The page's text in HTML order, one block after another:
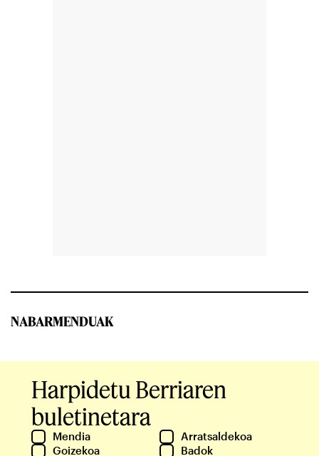
NABARMENDUAK
Harpidetu Berriaren
buletinetara
Mendia
Arratsaldekoa
Goizekoa
Badok